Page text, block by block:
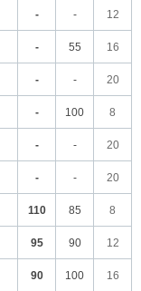
- - 12
- 55 16
- - 20
- 100 8
- - 20
- - 20
110 85 8
95 90 12
90 100 16